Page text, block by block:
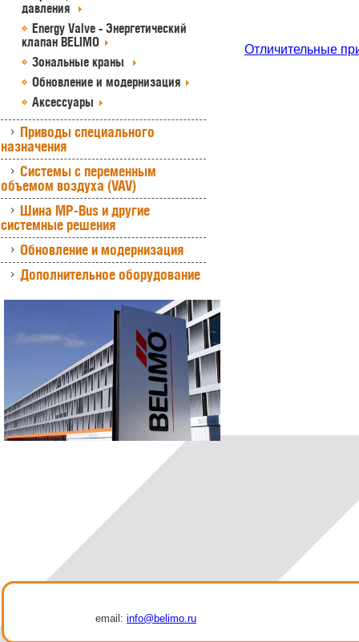
давления
Energy Valve - Энергетический
клапан BELIMO
Зональные краны
Обновление и модернизация
Аксессуары
Приводы специального
назначения
Системы с переменным
объемом воздуха (VAV)
Шина MP-Bus и другие
системные решения
Обновление и модернизация
Дополнительное оборудование
Отличительные
email: info@belimo.ru